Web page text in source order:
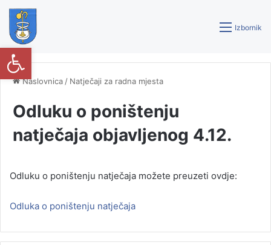
Izbornik
Naslovnica / Natječaji za radna mjesta
Odluku o poništenju
natječaja objavljenog 4.12.
Odluku o poništenju natječaja možete preuzeti ovdje:
Odluka o poništenju natječaja
Open toolbar